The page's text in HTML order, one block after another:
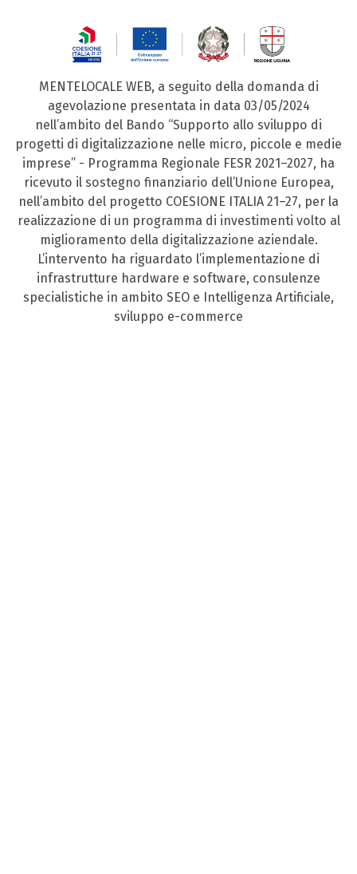
MENTELOCALE WEB, a seguito della domanda di
agevolazione presentata in data 03/05/2024
nell’ambito del Bando “Supporto allo sviluppo di
progetti di digitalizzazione nelle micro, piccole e medie
imprese” - Programma Regionale FESR 2021–2027, ha
ricevuto il sostegno finanziario dell’Unione Europea,
nell’ambito del progetto COESIONE ITALIA 21–27, per la
realizzazione di un programma di investimenti volto al
miglioramento della digitalizzazione aziendale.
L’intervento ha riguardato l’implementazione di
infrastrutture hardware e software, consulenze
specialistiche in ambito SEO e Intelligenza Artificiale,
sviluppo e-commerce